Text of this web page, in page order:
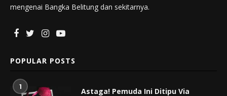
mengenai Bangka Belitung dan sekitarnya.
POPULAR POSTS
1
Astaga! Pemuda Ini Ditipu Via